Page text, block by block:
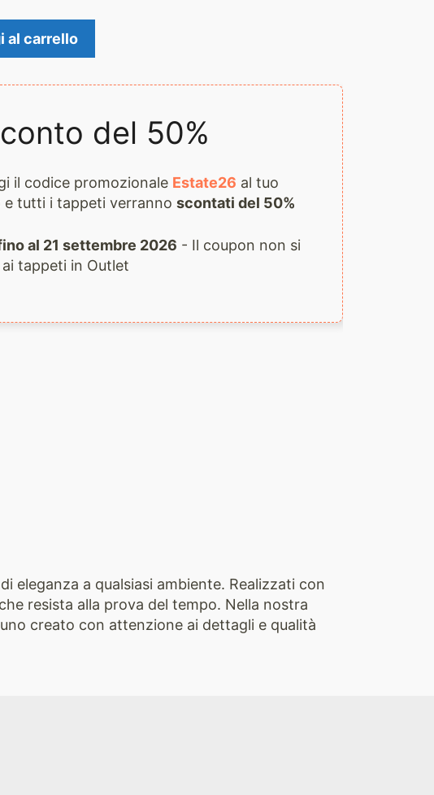
al carrello
del 50%
il codice promozionale Estate26 al tuo
e tutti i tappeti verranno scontati del 50%
al 21 settembre 2026 - Il coupon non si
tappeti in Outlet
eleganza a qualsiasi ambiente. Realizzati con
resista alla prova del tempo. Nella nostra
creato con attenzione ai dettagli e qualità